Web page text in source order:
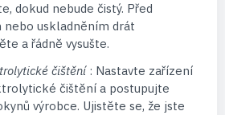
dokud nebude čistý. Před
nebo uskladněním drát
a řádně vysušte.
čištění: Nastavte zařízení
čištění a postupujte
výrobce. Ujistěte se, že jste